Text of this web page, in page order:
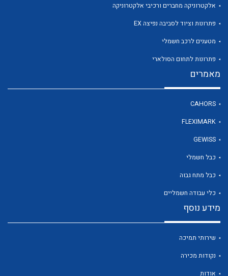
לכל מוצרי היצרן
אלקטרוניקה מחברים ורכיבי אלקטרוניקה
פתרונות וציוד לסביבה נפיצה EX
מטענים לרכב חשמלי
פתרונות לתחום הסולארי
מאמרים
CAHORS
FLEXIMARK
GEWISS
כבל חשמלי
כבל מתח גבוה
כלי עבודה חשמליים
מידע נוסף
שירותי תמיכה
נקודות מכירה
אודות